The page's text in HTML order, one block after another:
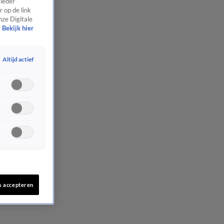
op de link
Digitale
Bekijk hier
Altijd actief
accepteren